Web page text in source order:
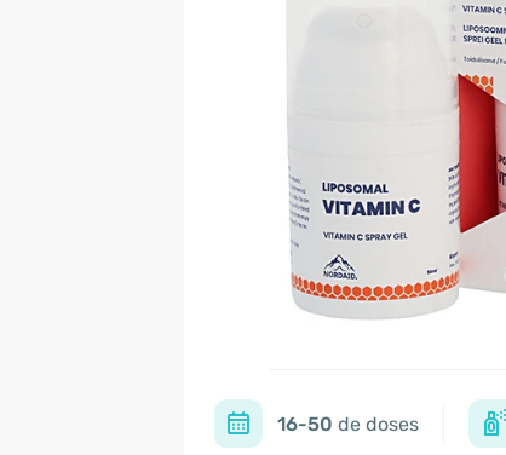
16-50 de doses